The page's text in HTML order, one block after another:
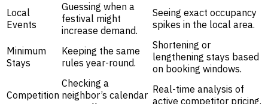
Local
Events
Guessing when a
festival might
increase demand.
Seeing exact occupancy
spikes in the local area.
Minimum
Stays
Keeping the same
rules year-round.
Shortening or
lengthening stays based
on booking windows.
Competition
Checking a
neighbor’s calendar Real-time analysis of
active competitor pricing.